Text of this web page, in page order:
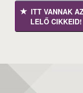
ITT VANNAK
LELŐ CIKKEID!